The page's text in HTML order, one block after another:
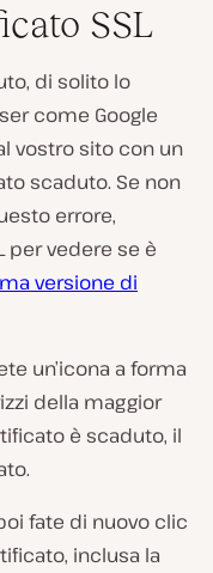
SSL
di solito lo
come Google
vostro sito con un
scaduto. Se non
errore,
per vedere se è
versione di
un’icona a forma
della maggior
è scaduto, il
fate di nuovo clic
inclusa la